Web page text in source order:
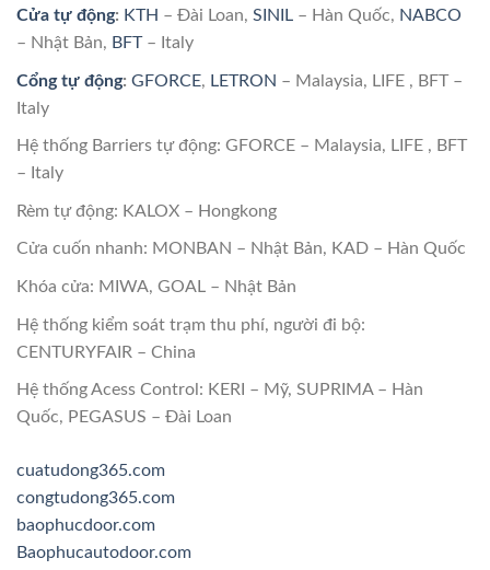
Cửa tự động: KTH – Đài Loan, SINIL – Hàn Quốc, NABCO
– Nhật Bản, BFT– Italy
Cổng tự động: GFORCE, LETRON – Malaysia, LIFE , BFT –
Italy
Hệ thống Barriers tự động: GFORCE – Malaysia, LIFE , BFT
– Italy
Rèm tự động: KALOX – Hongkong
Cửa cuốn nhanh: MONBAN – Nhật Bản, KAD – Hàn Quốc
Khóa cửa: MIWA, GOAL – Nhật Bản
Hệ thống kiểm soát trạm thu phí, người đi bộ:
CENTURYFAIR – China
Hệ thống Acess Control: KERI – Mỹ, SUPRIMA – Hàn
Quốc, PEGASUS – Đài Loan
cuatudong365.com
congtudong365.com
baophucdoor.com
Baophucautodoor.com